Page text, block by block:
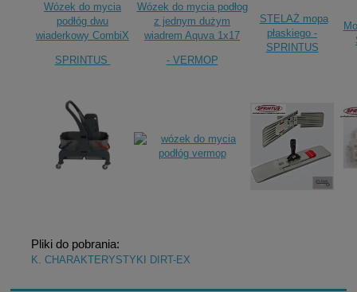
Wózek do mycia
podłóg dwu
wiaderkowy CombiX
SPRINTUS
Wózek do mycia podłog
z jednym dużym
wiadrem Aquva 1x17
- VERMOP
STELAŻ mopa
płaskiego -
SPRINTUS
Pliki do pobrania:
K. CHARAKTERYSTYKI DIRT-EX